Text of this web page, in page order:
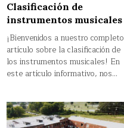
Clasificación de
instrumentos musicales
¡Bienvenidos a nuestro completo
artículo sobre la clasificación de
los instrumentos musicales! En
este artículo informativo, nos…